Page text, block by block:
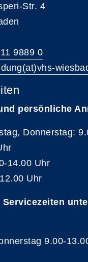
Str. 4
9889 0
persönliche
Donnerstag:
14.00 Uhr
Uhr
9.00-